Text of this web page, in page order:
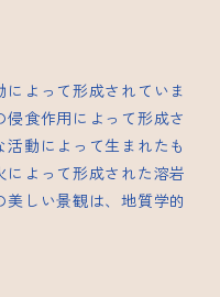
よって形成されていま
食作用によって形成さ
動によって生まれたも
よって形成された溶岩
しい景観は、地質学的